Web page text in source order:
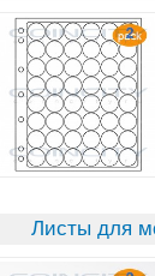
Листы для